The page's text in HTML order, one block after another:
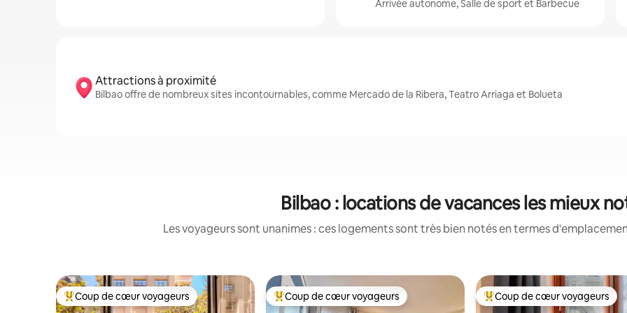
Arrivée autonome, Salle de sport et Barbecue
Attractions à proximité
Bilbao offre de nombreux sites incontournables, comme Mercado de la Ribera, Teatro Arriaga et Bolueta
Bilbao : locations de vacances les mieux
Les voyageurs sont unanimes : ces logements sont très bien notés en termes
Coups de cœur voyageurs les plus appréciés
Coup de cœur voyageurs Coups de cœur voyageurs les plus appréciés
Coup de cœur voyageurs Coups de cœur voyageurs les
Coup de cœur voyageurs